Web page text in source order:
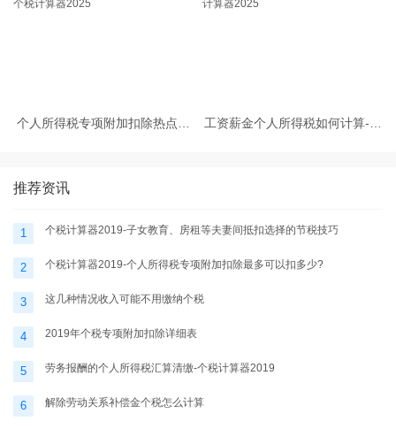
个人所得税专项附加扣除热点问
工资薪金个人所得税如何计算-个
推荐资讯
1 个税计算器2019-子女教育、房租等夫妻间抵扣选择的节税技巧
2 个税计算器2019-个人所得税专项附加扣除最多可以扣多少?
3 这几种情况收入可能不用缴纳个税
4 2019年个税专项附加扣除详细表
5 劳务报酬的个人所得税汇算清缴-个税计算器2019
6 解除劳动关系补偿金个税怎么计算